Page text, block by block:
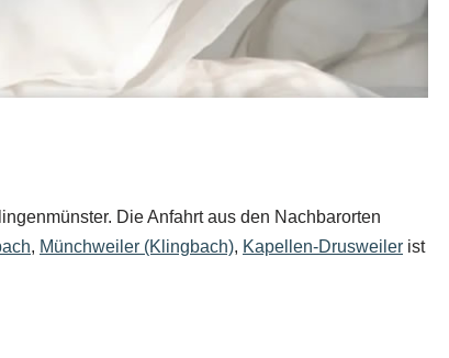
Die Anfahrt aus den Nachbarorten
, Münchweiler (Klingbach), Kapellen-Drusweiler ist